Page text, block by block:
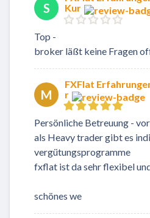
S
Kur
Top -
broker läßt keine Fragen
M
FXFlat
r
Persönliche Betreuung -
als Heavy trader gibt es
vergütungsprogramme
fxflat ist da sehr flexibel
schönes we